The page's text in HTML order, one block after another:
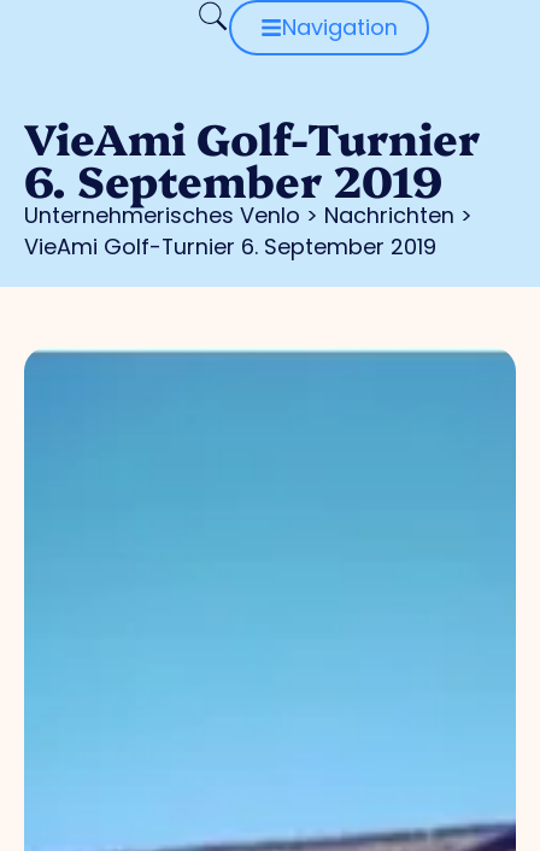
Navigation
VieAmi Golf-Turnier
6. September 2019
Unternehmerisches Venlo > Nachrichten >
VieAmi Golf-Turnier 6. September 2019